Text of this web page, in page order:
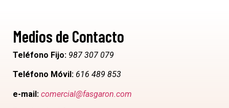
Medios de Contacto
Teléfono Fijo: 987 307 079
Teléfono Móvil: 616 489 853
e-mail: comercial@fasgaron.com